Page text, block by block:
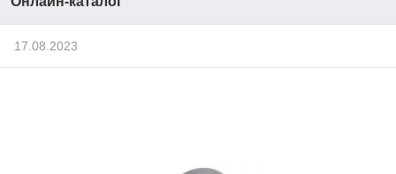
17.08.2023